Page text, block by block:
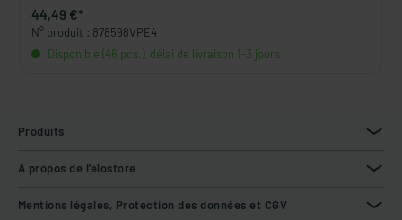
44,49 €*
N° produit : 878598VPE4
Disponible (46 pcs.), délai de livraison 1-3 jours
Produits
A propos de l'elostore
Mentions légales, Protection des données et CGV